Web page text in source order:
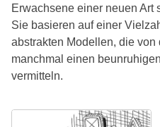
Erwachsene einer neuen Art
Sie basieren auf einer
abstrakten Modellen, die
manchmal einen
vermitteln.